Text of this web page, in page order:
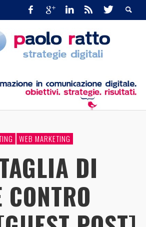
WEB MARKETING
DI